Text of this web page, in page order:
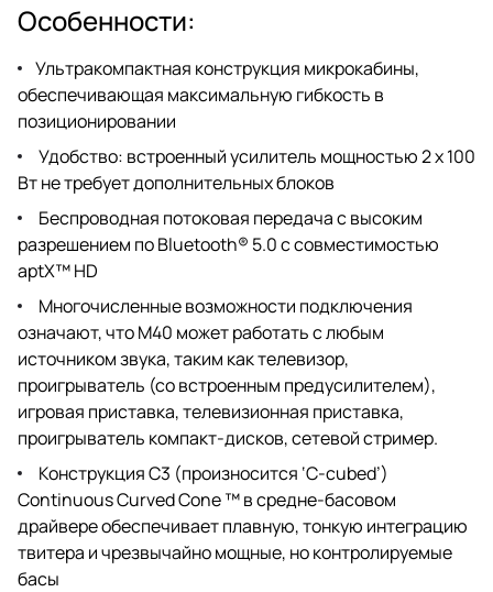
Особенности:
Ультракомпактная конструкция микрокабины,
обеспечивающая максимальную гибкость в
позиционировании
Удобство: встроенный усилитель мощностью 2 x 100
Вт не требует дополнительных блоков
Беспроводная потоковая передача с высоким
разрешением по Bluetooth® 5.0 с совместимостью
aptX™ HD
Многочисленные возможности подключения
означают, что M40 может работать с любым
источником звука, таким как телевизор,
проигрыватель (со встроенным предусилителем),
игровая приставка, телевизионная приставка,
проигрыватель компакт-дисков, сетевой стример.
Конструкция C3 (произносится ‘C-cubed’)
Continuous Curved Cone ™ в средне-басовом
драйвере обеспечивает плавную, тонкую интеграцию
твитера и чрезвычайно мощные, но контролируемые
басы